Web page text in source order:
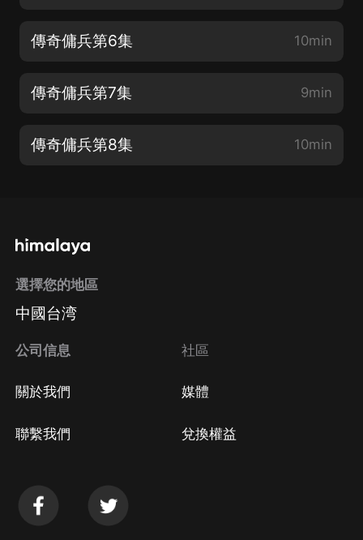
傳奇傭兵第6集 10min
傳奇傭兵第7集 9min
傳奇傭兵第8集 10min
選擇您的地區
中國台湾
公司信息
關於我們
聯繫我們
社區
媒體
兌換權益